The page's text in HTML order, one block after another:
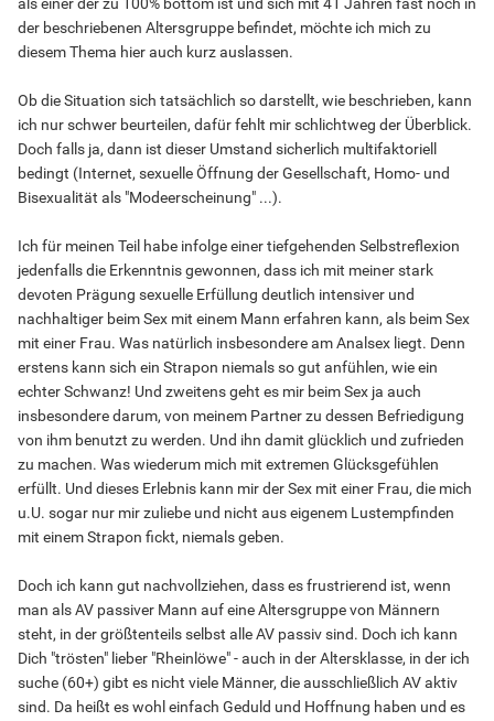
als einer der zu 100% bottom ist und sich mit 41 Jahren fast noch in
der beschriebenen Altersgruppe befindet, möchte ich mich zu
diesem Thema hier auch kurz auslassen.
Ob die Situation sich tatsächlich so darstellt, wie beschrieben, kann
ich nur schwer beurteilen, dafür fehlt mir schlichtweg der Überblick.
Doch falls ja, dann ist dieser Umstand sicherlich multifaktoriell
bedingt (Internet, sexuelle Öffnung der Gesellschaft, Homo- und
Bisexualität als "Modeerscheinung" ...).
Ich für meinen Teil habe infolge einer tiefgehenden Selbstreflexion
jedenfalls die Erkenntnis gewonnen, dass ich mit meiner stark
devoten Prägung sexuelle Erfüllung deutlich intensiver und
nachhaltiger beim Sex mit einem Mann erfahren kann, als beim Sex
mit einer Frau. Was natürlich insbesondere am Analsex liegt. Denn
erstens kann sich ein Strapon niemals so gut anfühlen, wie ein
echter Schwanz! Und zweitens geht es mir beim Sex ja auch
insbesondere darum, von meinem Partner zu dessen Befriedigung
von ihm benutzt zu werden. Und ihn damit glücklich und zufrieden
zu machen. Was wiederum mich mit extremen Glücksgefühlen
erfüllt. Und dieses Erlebnis kann mir der Sex mit einer Frau, die mich
u.U. sogar nur mir zuliebe und nicht aus eigenem Lustempfinden
mit einem Strapon fickt, niemals geben.
Doch ich kann gut nachvollziehen, dass es frustrierend ist, wenn
man als AV passiver Mann auf eine Altersgruppe von Männern
steht, in der größtenteils selbst alle AV passiv sind. Doch ich kann
Dich "trösten" lieber "Rheinlöwe" - auch in der Altersklasse, in der ich
suche (60+) gibt es nicht viele Männer, die ausschließlich AV aktiv
sind. Da heißt es wohl einfach Geduld und Hoffnung haben und es